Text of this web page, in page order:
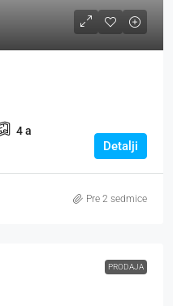
4a
Detalji
Pre 2 sedmice
PRODAJA